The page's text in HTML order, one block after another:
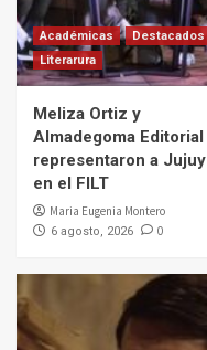
Académicas
Destacados
Literarura
Meliza Ortiz y
Almadegoma Editorial
representaron a Jujuy
en el FILT
Maria Eugenia Montero
6 agosto, 2026 0